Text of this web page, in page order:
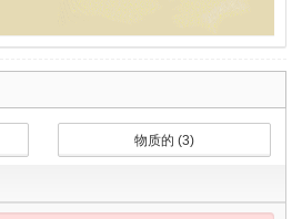
物质的 (3)